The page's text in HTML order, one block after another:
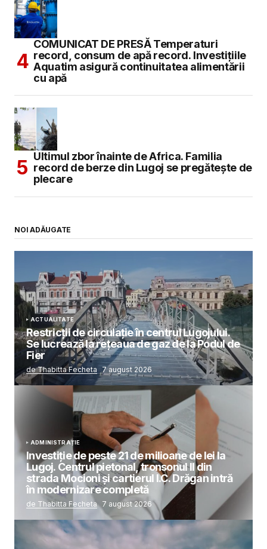
COMUNICAT DE PRESĂ Temperaturi
record, consum de apă record. Investițiile
Aquatim asigură continuitatea alimentării
cu apă
Ultimul zbor înainte de Africa. Familia
record de berze din Lugoj se pregătește de
plecare
NOI ADĂUGATE
ACTUALITATE
Restricții de circulație în centrul Lugojului.
Se lucrează la rețeaua de gaz de la Podul de
Fier
de Thabitta Fecheta 7 august 2026
ADMINISTRAȚIE
Investiție de peste 21 de milioane de lei la
Lugoj. Centrul pietonal, tronsonul II din
strada Mocioni și cartierul I.C. Drăgan intră
în modernizare completă
de Thabitta Fecheta 7 august 2026